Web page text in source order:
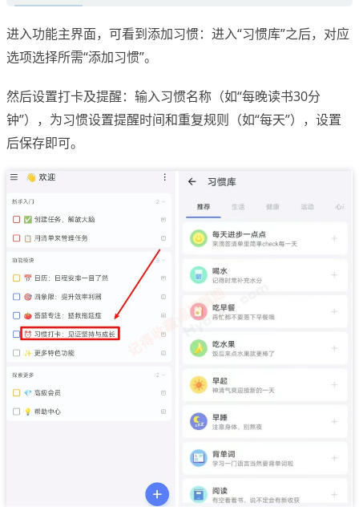
进入功能主界面，可看到添加习惯：进入“习惯库”之后，对应
选项选择所需“添加习惯”。
然后设置打卡及提醒：输入习惯名称（如“每晚读书30分
钟”），为习惯设置提醒时间和重复规则（如“每天”），设置
后保存即可。